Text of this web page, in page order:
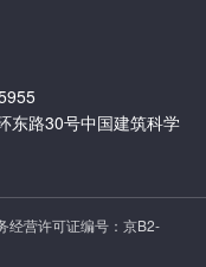
东路30号中国建筑科学
营许可证编号： 京B2-